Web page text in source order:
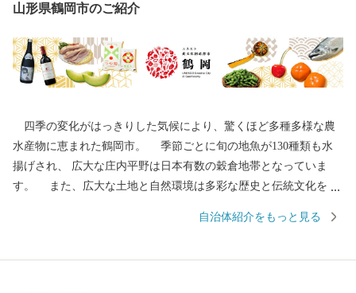
山形県鶴岡市のご紹介
四季の変化がはっきりした気候により、驚くほど多種多様な農
水産物に恵まれた鶴岡市。 季節ごとに旬の地魚が130種類も水
揚げされ、 広大な庄内平野は日本有数の穀倉地帯となっていま
す。 また、広大な土地と自然環境は多彩な歴史と伝統文化をも
市民の手によって大切に継承されています。 その特色が認めら
自治体紹介をもっと見る